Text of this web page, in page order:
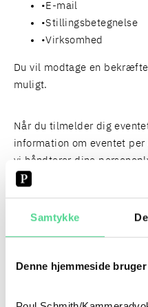
Samtykke
Denne hjemmeside
E-mail
Stillingsbetegnelse
Virksomhed
Du vil modtage en
muligt.
Når du tilmelder dig
information om eventet
vi håndterer dine
databeskyttelsespolitik
PERSONER
FIND HER